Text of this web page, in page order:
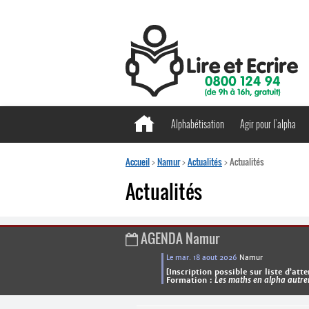
Alphabétisation Agir pour l’alpha
Accueil>Namur>Actualités>Actualités
Actualités
AGENDANamur
Le mar. 18 aout 2026 Namur
[Inscription possible sur liste
Formation : Les maths en alpha